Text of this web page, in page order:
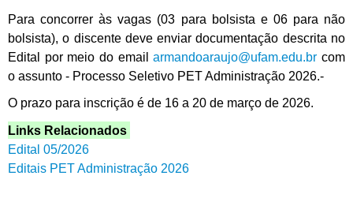
Para concorrer às vagas (03 para bolsista e 06 para não
bolsista), o discente deve enviar documentação descrita no
Edital por meio do emailarmandoaraujo@ufam.edu.br com
o assunto - Processo Seletivo PET Administração 2026.-
O prazo para inscrição é de 16 a 20 de março de 2026.
Links Relacionados
Edital 05/2026
Editais PET Administração 2026